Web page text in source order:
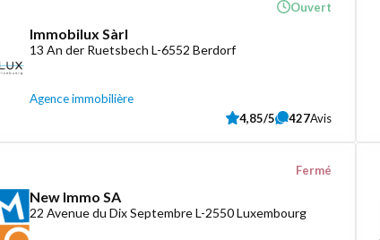
Immobilux Sàrl
13 An der Ruetsbech L-6552 Berdorf
Agence immobilière
Ouvert
4,85/5 427Avis
New Immo SA
22 Avenue du Dix Septembre L-2550 Luxembourg
Fermé